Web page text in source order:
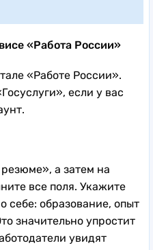
«Работа России»
«Работе России».
если у вас
а затем на
все поля. Укажите
образование, опыт
значительно упростит
увидят